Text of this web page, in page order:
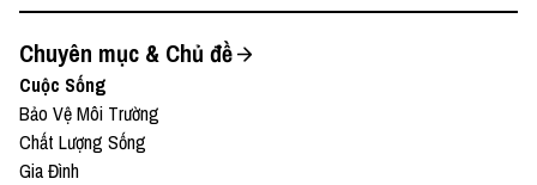
Chuyên mục & Chủ đề
Cuộc Sống
Bảo Vệ Môi Trường
Chất Lượng Sống
Gia Đình